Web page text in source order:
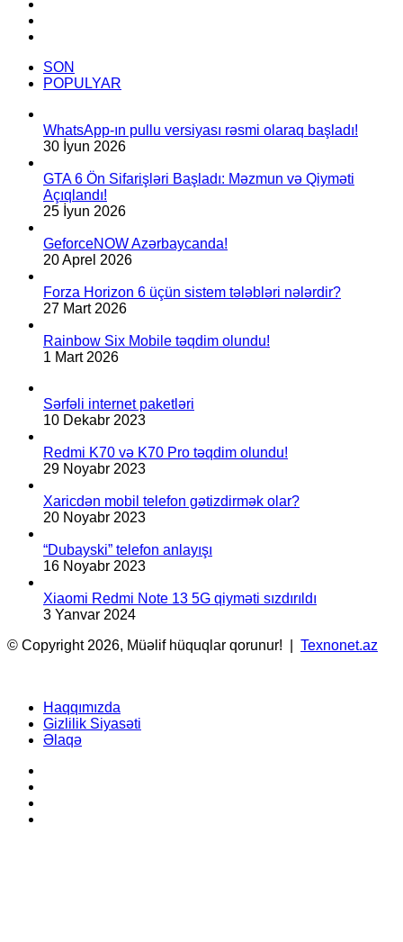
gələcək
memarlığının
inkişafında
kömək
SON
POPULYAR
WhatsApp-ın pullu versiyası rəsmi olaraq başladı!
30 İyun 2026
GTA 6 Ön Sifarişləri Başladı: Məzmun və Qiyməti
Açıqlandı!
25 İyun 2026
GeforceNOW Azərbaycanda!
20 Aprel 2026
Forza Horizon 6 üçün sistem tələbləri nələrdir?
27 Mart 2026
Rainbow Six Mobile təqdim olundu!
1 Mart 2026
Sərfəli internet paketləri
10 Dekabr 2023
Redmi K70 və K70 Pro təqdim olundu!
29 Noyabr 2023
Xaricdən mobil telefon gətizdirmək olar?
20 Noyabr 2023
“Dubayski” telefon anlayışı
16 Noyabr 2023
Xiaomi Redmi Note 13 5G qiyməti sızdırıldı
3 Yanvar 2024
© Copyright 2026, Müəlif hüquqlar qorunur! | Texnonet.az
Haqqımızda
Gizlilik Siyasəti
Əlaqə